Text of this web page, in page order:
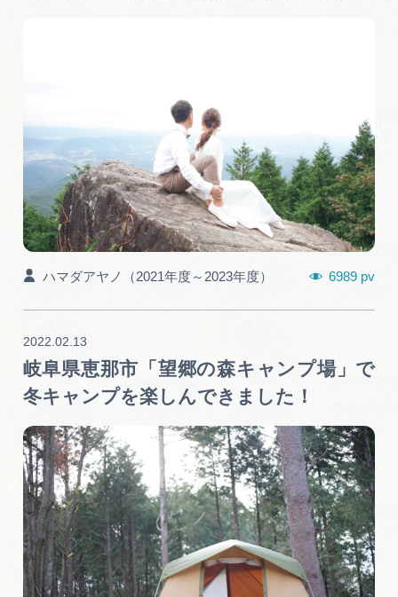
6989 pv
ハマダアヤノ（2021年度～2023年度）
岐阜県恵那市「望郷の森キャンプ場」で
冬キャンプを楽しんできました！
2022.02.13